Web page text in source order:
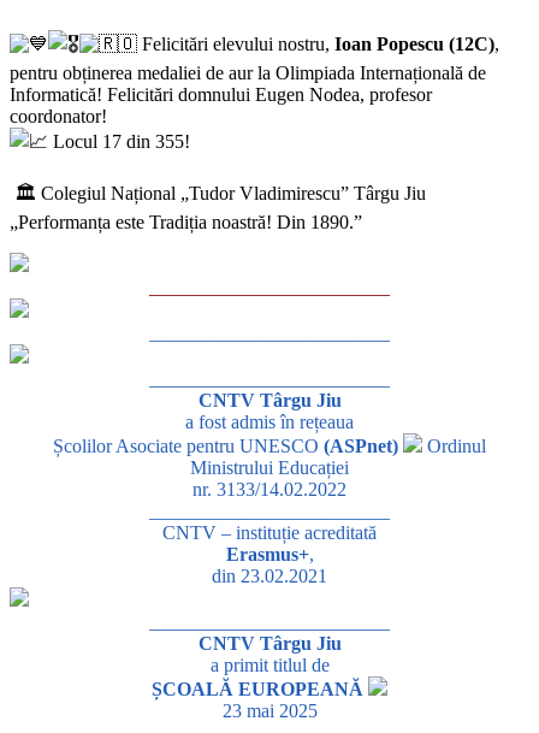
Felicitări elevului nostru, Ioan Popescu (12C),
pentru obținerea medaliei de aur la Olimpiada Internațională de
Informatică! Felicitări domnului Eugen Nodea, profesor
coordonator!
Locul 17 din 355!
🏛 Colegiul Național „Tudor Vladimirescu” Târgu Jiu
„Performanța este Tradiția noastră! Din 1890.”
CNTV Târgu Jiu
a fost admis în rețeaua
Școlilor Asociate pentru UNESCO (ASPnet)
Ordinul
Ministrului Educației
nr. 3133/14.02.2022
CNTV – instituție acreditată
Erasmus+,
din 23.02.2021
CNTV Târgu Jiu
a primit titlul de
ȘCOALĂ EUROPEANĂ
23 mai 2025